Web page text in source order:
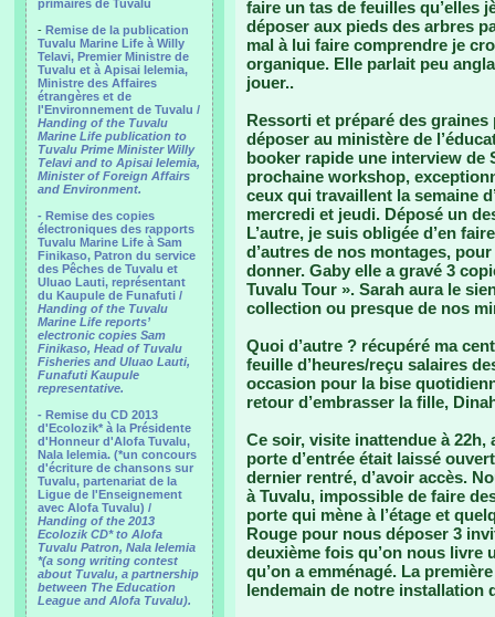
primaires de Tuvalu
- Remise de la publication
Tuvalu Marine Life à Willy
Telavi, Premier Ministre de
Tuvalu et à Apisai Ielemia,
Ministre des Affaires
étrangères et de
l'Environnement de Tuvalu /
Handing of the Tuvalu
Marine Life publication to
Tuvalu Prime Minister Willy
Telavi and to Apisai Ielemia,
Minister of Foreign Affairs
and Environment.
- Remise des copies
électroniques des rapports
Tuvalu Marine Life à Sam
Finikaso, Patron du service
des Pêches de Tuvalu et
Uluao Lauti, représentant
du Kaupule de Funafuti /
Handing of the Tuvalu
Marine Life reports’
electronic copies Sam
Finikaso, Head of Tuvalu
Fisheries and Uluao Lauti,
Funafuti Kaupule
representative.
- Remise du CD 2013
d'Ecolozik* à la Présidente
d'Honneur d'Alofa Tuvalu,
Nala Ielemia. (*un concours
d'écriture de chansons sur
Tuvalu, partenariat de la
Ligue de l'Enseignement
avec Alofa Tuvalu) /
Handing of the 2013
Ecolozik CD* to Alofa
Tuvalu Patron, Nala Ielemia
*(a song writing contest
about Tuvalu, a partnership
between The Education
League and Alofa Tuvalu).
faire un tas de feuilles qu’elles
déposer aux pieds des arbres
mal à lui faire comprendre je
organique. Elle parlait peu
jouer..
Ressorti et préparé des graines
déposer au ministère de
booker rapide une interview de
prochaine workshop,
ceux qui travaillent la semaine
mercredi et jeudi. Déposé un
L’autre, je suis obligée d’en
d’autres de nos montages,
donner. Gaby elle a gravé 3
Tuvalu Tour ». Sarah aura le
collection ou presque de nos
Quoi d’autre ? récupéré ma
feuille d’heures/reçu salaires
occasion pour la bise
retour d’embrasser la fille,
Ce soir, visite inattendue à
porte d’entrée était laissé
dernier rentré, d’avoir accès.
à Tuvalu, impossible de faire
porte qui mène à l’étage et
Rouge pour nous déposer 3
deuxième fois qu’on nous livre
qu’on a emménagé. La
lendemain de notre installation